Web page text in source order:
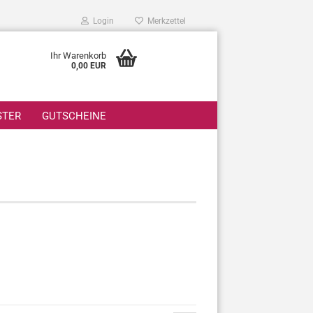
Login Merkzettel
Ihr Warenkorb
0,00 EUR
GUTSCHEINE